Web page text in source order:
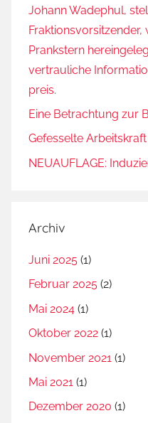
e
c
k
e
r
h
e
g
e
,
l
s
e
u
Johann Wadephul,
Prankstern
vertrauliche
preis.
Eine Betrachtung zur
Gefesselte Arbeitskraft
NEUAUFLAGE:
Archiv
Juni 2025 (1)
Februar 2025 (2)
Mai 2024 (1)
Oktober 2022 (1)
November 2021 (1)
Mai 2021 (1)
Dezember 2020 (1)